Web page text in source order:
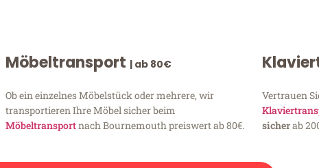
Möbeltransport | ab 80€
Ob ein einzelnes Möbelstück oder mehrere, wir
transportieren Ihre Möbel sicher beim
Möbeltransportnach Bournemouth preiswert ab 80€.
Vertrauen
sicherab